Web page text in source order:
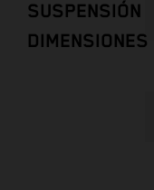
SUSPENSIÓN
DIMENSIONES